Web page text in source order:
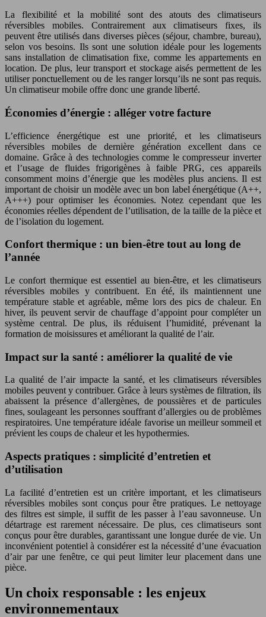
La flexibilité et la mobilité sont des atouts des climatiseurs
réversibles mobiles. Contrairement aux climatiseurs fixes, ils
peuvent être utilisés dans diverses pièces (séjour, chambre, bureau),
selon vos besoins. Ils sont une solution idéale pour les logements
sans installation de climatisation fixe, comme les appartements en
location. De plus, leur transport et stockage aisés permettent de les
utiliser ponctuellement ou de les ranger lorsqu’ils ne sont pas requis.
Un climatiseur mobile offre donc une grande liberté.
Économies d’énergie : alléger votre facture
L’efficience énergétique est une priorité, et les climatiseurs
réversibles mobiles de dernière génération excellent dans ce
domaine. Grâce à des technologies comme le compresseur inverter
et l’usage de fluides frigorigènes à faible PRG, ces appareils
consomment moins d’énergie que les modèles plus anciens. Il est
important de choisir un modèle avec un bon label énergétique (A++,
A+++) pour optimiser les économies. Notez cependant que les
économies réelles dépendent de l’utilisation, de la taille de la pièce et
de l’isolation du logement.
Confort thermique : un bien-être tout au long de
l’année
Le confort thermique est essentiel au bien-être, et les climatiseurs
réversibles mobiles y contribuent. En été, ils maintiennent une
température stable et agréable, même lors des pics de chaleur. En
hiver, ils peuvent servir de chauffage d’appoint pour compléter un
système central. De plus, ils réduisent l’humidité, prévenant la
formation de moisissures et améliorant la qualité de l’air.
Impact sur la santé : améliorer la qualité de vie
La qualité de l’air impacte la santé, et les climatiseurs réversibles
mobiles peuvent y contribuer. Grâce à leurs systèmes de filtration, ils
abaissent la présence d’allergènes, de poussières et de particules
fines, soulageant les personnes souffrant d’allergies ou de problèmes
respiratoires. Une température idéale favorise un meilleur sommeil et
prévient les coups de chaleur et les hypothermies.
Aspects pratiques : simplicité d’entretien et
d’utilisation
La facilité d’entretien est un critère important, et les climatiseurs
réversibles mobiles sont conçus pour être pratiques. Le nettoyage
des filtres est simple, il suffit de les passer à l’eau savonneuse. Un
détartrage est rarement nécessaire. De plus, ces climatiseurs sont
conçus pour être durables, garantissant une longue durée de vie. Un
inconvénient potentiel à considérer est la nécessité d’une évacuation
d’air par une fenêtre, ce qui peut limiter leur placement dans une
pièce.
Un choix responsable : les enjeux
environnementaux